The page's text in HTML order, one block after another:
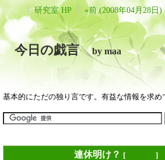
研究室 HP «前 (2008年04月28日)
今日の戯言by maa
基本的にただの独り言です。有益な情報を求め
連休明け？ [ ]